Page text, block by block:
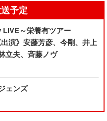
予定
～栄養有ツアー
演》安藤芳彦、今剛、井上
立夫、斉藤ノヴ
ェンズ